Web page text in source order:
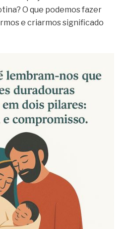
O que podemos fazer
e criarmos significado